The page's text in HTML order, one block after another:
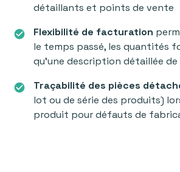
détaillants et points de vente
check_circle Flexibilité de facturation
le temps passé, les quantités
qu'une description détaillée de
check_circle Traçabilité des pièces
lot ou de série des produits)
produit pour défauts de